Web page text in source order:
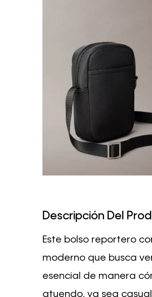
Descripción Del
Este bolso reportero
moderno que busca
esencial de manera
atuendo, ya sea